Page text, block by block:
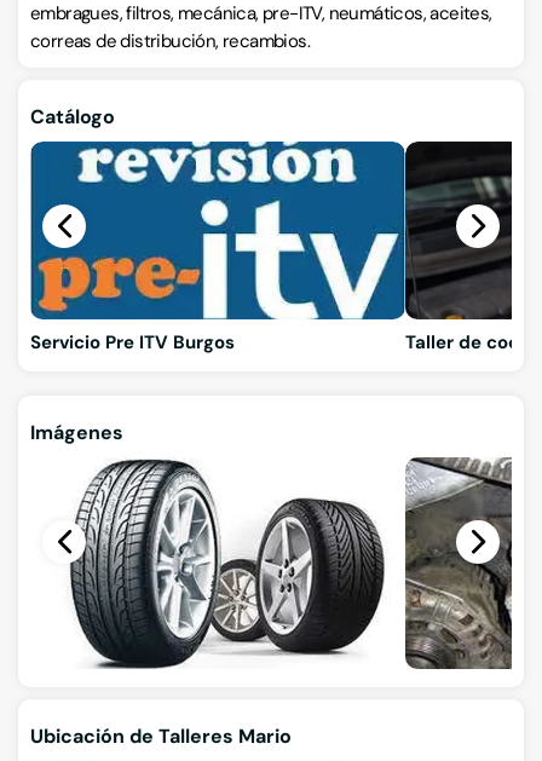
embragues, filtros, mecánica, pre-ITV, neumáticos, aceites,
correas de distribución, recambios.
Catálogo
Servicio Pre ITV Burgos Taller de
Imágenes
Ubicación de Talleres Mario